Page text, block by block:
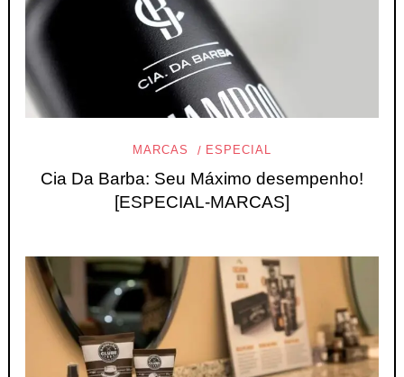
MARCAS ESPECIAL
Cia Da Barba: Seu Máximo desempenho!
[ESPECIAL-MARCAS]